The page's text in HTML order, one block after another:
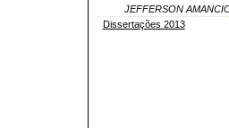
JEFFERSON
Dissertações 2013